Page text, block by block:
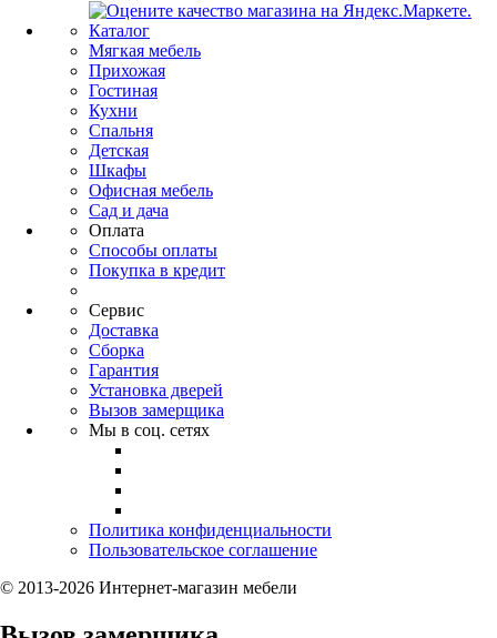
Каталог
Мягкая мебель
Прихожая
Гостиная
Кухни
Спальня
Детская
Шкафы
Офисная мебель
Сад и дача
Оплата
Способы оплаты
Покупка в кредит
Сервис
Доставка
Сборка
Гарантия
Установка дверей
Вызов замерщика
Мы в соц. сетях
Политика конфиденциальности
Пользовательское соглашение
© 2013-2026 Интернет-магазин мебели